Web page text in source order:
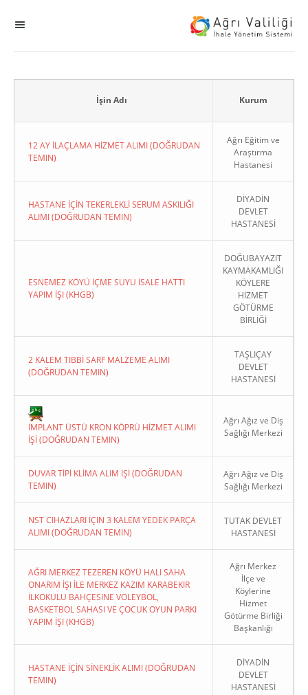
KHGB
İşin Adı Kurum
12 AY İLAÇLAMA HİZMET ALIMI (DOĞRUDAN
TEMIN)
Ağrı Eğitim ve
Araştırma
Hastanesi
HASTANE İÇİN TEKERLEKLİ SERUM ASKILIĞI
ALIMI (DOĞRUDAN TEMIN)
DİYADİN
DEVLET
HASTANESİ
ESNEMEZ KÖYÜ İÇME SUYU İSALE HATTI
YAPIM İŞI (KHGB)
DOĞUBAYAZIT
KAYMAKAMLIĞI
KÖYLERE
HİZMET
GÖTÜRME
BİRLİĞİ
2 KALEM TIBBİ SARF MALZEME ALIMI
(DOĞRUDAN TEMIN)
TAŞLIÇAY
DEVLET
HASTANESİ
İMPLANT ÜSTÜ KRON KÖPRÜ HİZMET ALIMI
İŞİ (DOĞRUDAN TEMIN)
Ağrı Ağız ve Diş
Sağlığı Merkezi
DUVAR TİPİ KLİMA ALIM İŞİ (DOĞRUDAN
TEMIN)
Ağrı Ağız ve Diş
Sağlığı Merkezi
NST CIHAZLARI İÇIN 3 KALEM YEDEK PARÇA
ALIMI (DOĞRUDAN TEMIN)
TUTAK DEVLET
HASTANESİ
AĞRI MERKEZ TEZEREN KÖYÜ HALI SAHA
ONARIM İŞI İLE MERKEZ KAZIM KARABEKIR
İLKOKULU BAHÇESINE VOLEYBOL,
BASKETBOL SAHASI VE ÇOCUK OYUN PARKI
YAPIM İŞI (KHGB)
Ağrı Merkez
İlçe ve
Köylerine
Hizmet
Götürme Birliği
Başkanlığı
HASTANE İÇİN SİNEKLİK ALIMI (DOĞRUDAN
TEMIN)
DİYADİN
DEVLET
HASTANESİ